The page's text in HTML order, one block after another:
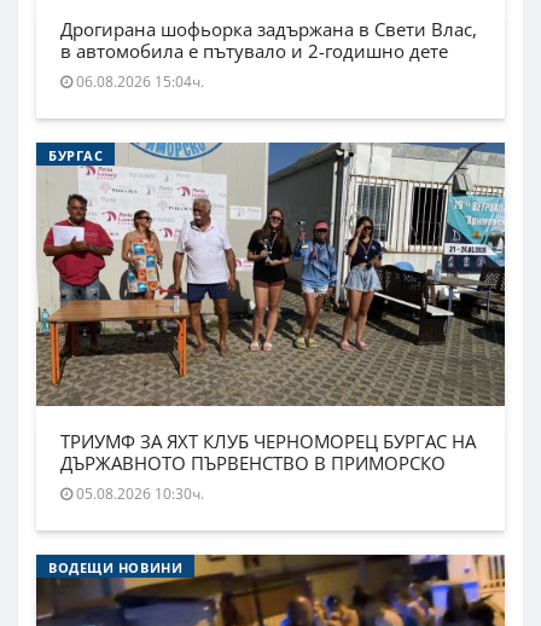
Дрогирана шофьорка задържана в Свети Влас,
в автомобила е пътувало и 2-годишно дете
06.08.2026 15:04ч.
БУРГАС
ТРИУМФ ЗА ЯХТ КЛУБ ЧЕРНОМОРЕЦ БУРГАС НА
ДЪРЖАВНОТО ПЪРВЕНСТВО В ПРИМОРСКО
05.08.2026 10:30ч.
ВОДЕЩИ НОВИНИ